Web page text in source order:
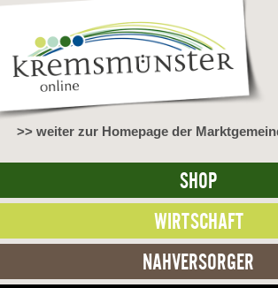
>> weiter zur Homepage der
SHOP
WIRTSCHAFT
NAHVERSORGER